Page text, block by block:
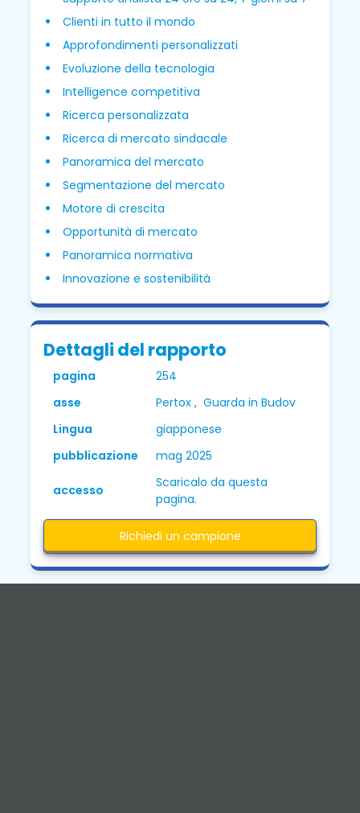
Clienti in tutto il mondo
Approfondimenti personalizzati
Evoluzione della tecnologia
Intelligence competitiva
Ricerca personalizzata
Ricerca di mercato sindacale
Panoramica del mercato
Segmentazione del mercato
Motore di crescita
Opportunità di mercato
Panoramica normativa
Innovazione e sostenibilità
Dettagli del rapporto
pagina
254
asse
Pertox , Guarda in Budov
Lingua
giapponese
pubblicazione
mag 2025
accesso
Scaricalo da questa
pagina.
Richiedi un campione